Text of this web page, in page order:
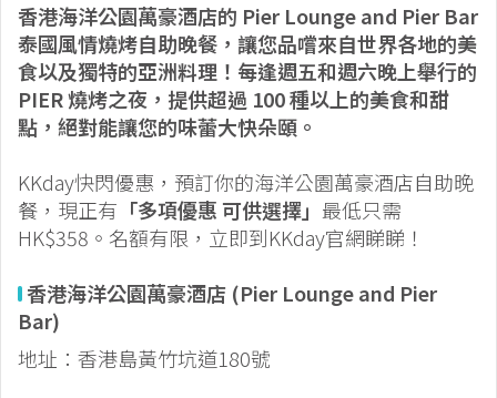
香港海洋公園萬豪酒店的 Pier Lounge and Pier Bar
泰國風情燒烤自助晚餐，讓您品嚐來自世界各地的美
食以及獨特的亞洲料理！每逢週五和週六晚上舉行的
PIER 燒烤之夜，提供超過 100 種以上的美食和甜
點，絕對能讓您的味蕾大快朵頤。
KKday快閃優惠，預訂你的海洋公園萬豪酒店自助晚
餐，現正有 「多項優惠 可供選擇」 最低只需
HK$358。名額有限，立即到KKday官網睇睇！
香港海洋公園萬豪酒店 (Pier Lounge and Pier
Bar)
地址：香港島黃竹坑道180號